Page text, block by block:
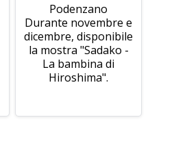
Podenzano
Durante novembre e
dicembre, disponibile
la mostra "Sadako -
La bambina di
Hiroshima".